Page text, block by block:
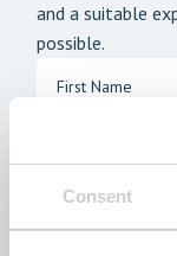
Consent
and a suitable
possible.